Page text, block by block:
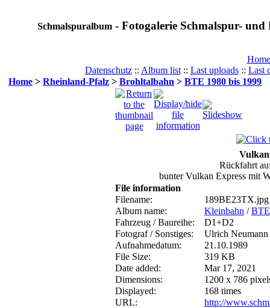
Schmalspuralbum- Fotogalerie Schmalspur-
Home
Datenschutz:: Album list:: Last uploads:: Last
Home > Rheinland-Pfalz > Brohltalbahn > BTE 1980 bis 1999
Rückfahrt
bunter Vulkan Express mit
File information
Filename:
189BE23TX.jpg
Album name:
Kleinbahn /
Fahrzeug / Baureihe:
D1+D2
Fotograf / Sonstiges:
Ulrich Neumann
Aufnahmedatum:
21.10.1989
File Size:
319 KB
Date added:
Mar 17, 2021
Dimensions:
1200 x 786
Displayed:
168 times
URL:
http://